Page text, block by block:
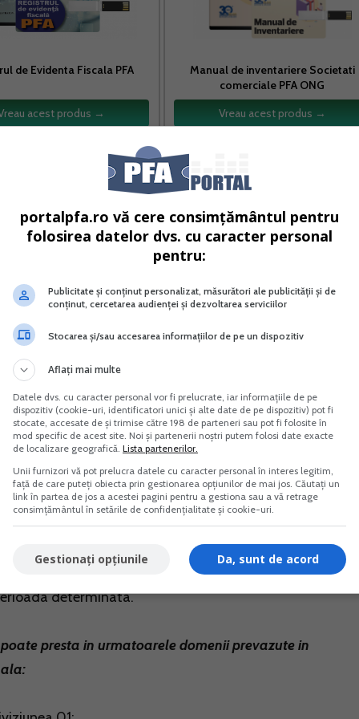
de Evidenta Fiscala PFA
acest produs →
Manual de inventariere Societati
comerciale PFA ONG
Vreau acest produs →
beneficiar pe o perioada mai lunga de 90 de zile
nu poate presta activitati in regim zilier mai mult de
de numarul de beneficiari.
cresterii animalelor in sistem extensiv prin
activitati sezoniere in cadrul gradinilor botanice
si in domeniul viticol; in cazul acestora,
an calendaristic
realizate de o agentie acreditata pot presta
de maximum 180 de zile cumulate pe durata unui an
de 25 de zile calendaristice in mod continuu in
de zilier necesita o perioada mai mare, acesta
determinata.
presta in urmatoarele domenii prevazute in
portalpfa.ro vă cere consimțământul pentru
folosirea datelor dvs. cu caracter personal
pentru:
Publicitate și conținut personalizat, măsurători ale publicității și de
conținut, cercetarea audienței și dezvoltarea serviciilor
Stocarea și/sau accesarea informațiilor de pe un dispozitiv
Aflați mai multe
Datele dvs. cu caracter personal vor fi prelucrate, iar informațiile de pe
dispozitiv (cookie-uri, identificatori unici și alte date de pe dispozitiv) pot fi
stocate, accesate de și trimise către 198 de parteneri sau pot fi folosite în
mod specific de acest site. Noi și partenerii noștri putem folosi date exacte
de localizare geografică. Lista partenerilor.
Unii furnizori vă pot prelucra datele cu caracter personal în interes legitim,
față de care puteți obiecta prin gestionarea opțiunilor de mai jos. Căutați un
link în partea de jos a acestei pagini pentru a gestiona sau a vă retrage
consimțământul în setările de confidențialitate și cookie-uri.
Da, sunt de acord
Gestionați opțiunile